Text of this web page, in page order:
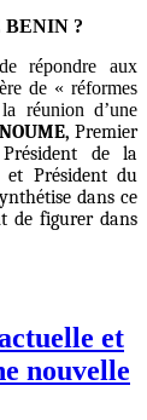
?
répondre aux
de « réformes
réunion d’une
Premier
de la
et Président du
dans ce
de figurer dans
et
nouvelle